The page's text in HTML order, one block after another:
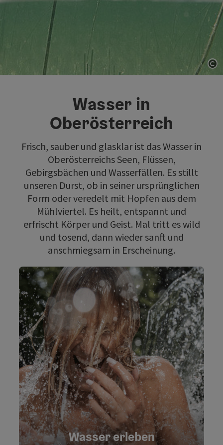
Wasser in
Oberösterreich
Frisch, sauber und glasklar ist das Wasser in
Oberösterreichs Seen, Flüssen,
Gebirgsbächen und Wasserfällen. Es stillt
unseren Durst, ob in seiner ursprünglichen
Form oder veredelt mit Hopfen aus dem
Mühlviertel. Es heilt, entspannt und
erfrischt Körper und Geist. Mal tritt es wild
und tosend, dann wieder sanft und
anschmiegsam in Erscheinung.
Wasser erleben